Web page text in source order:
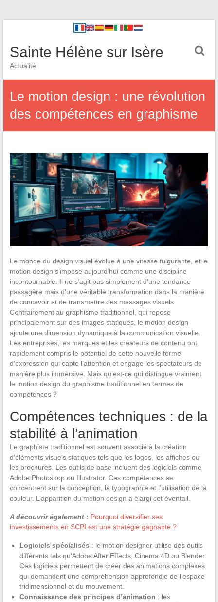
Sainte Hélène sur Isère
Actualité
Le motion design : une révolution
des compétences en graphisme
Le monde du design visuel évolue à une vitesse fulgurante, et le
motion design s’impose aujourd’hui comme une discipline
incontournable. Il ne s’agit pas simplement d’une tendance
passagère mais d’une véritable transformation dans la manière
de concevoir et de transmettre des messages visuels.
Contrairement au graphisme traditionnel, qui repose
principalement sur des images statiques, le motion design
ajoute une dimension dynamique à la communication visuelle.
Les entreprises, les marques et les créateurs de contenu ont
rapidement compris le potentiel de cette nouvelle forme
d’expression qui capte l’attention et engage les spectateurs de
manière plus immersive. Mais qu’est-ce qui distingue vraiment
le motion design du graphisme traditionnel en termes de
compétences ?
Compétences techniques : de la
stabilité à l’animation
Le graphiste traditionnel est souvent associé à la création
d’éléments visuels statiques tels que les logos, les affiches ou
les brochures. Les outils de base incluent des logiciels comme
Adobe Photoshop ou Illustrator. Ces compétences se
concentrent sur la conception, la typographie et l’utilisation de la
couleur. L’apparition du motion design a élargi cet éventail.
A découvrir également : Pourquoi diversifier ses
investissements en SCPI est une stratégie gagnante ?
Logiciels spécialisés : le motion designer utilise des outils
différents tels qu’Adobe After Effects, Cinema 4D ou Blender.
Ces logiciels permettent de créer des animations complexes
qui demandent une compréhension approfondie de l’espace
tridimensionnel et du mouvement.
Connaissance des principes d’animation : les